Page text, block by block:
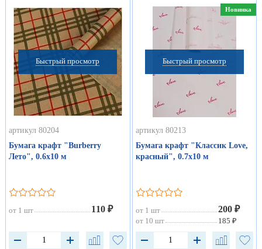
Быстрый просмотр
артикул 80204
Бумага крафт "Burberry
Лето", 0.6х10 м
от 1 шт 110 ₽
Быстрый просмотр
Новинка
артикул 80213
Бумага крафт "Классик Love,
красный", 0.7х10 м
от 1 шт 200 ₽
от 10 шт 185 ₽